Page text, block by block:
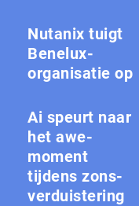
Nutanix tuigt
Benelux-
organisatie op
Ai speurt naar
het awe-
moment
tijdens zons­
ver­duis­te­ring